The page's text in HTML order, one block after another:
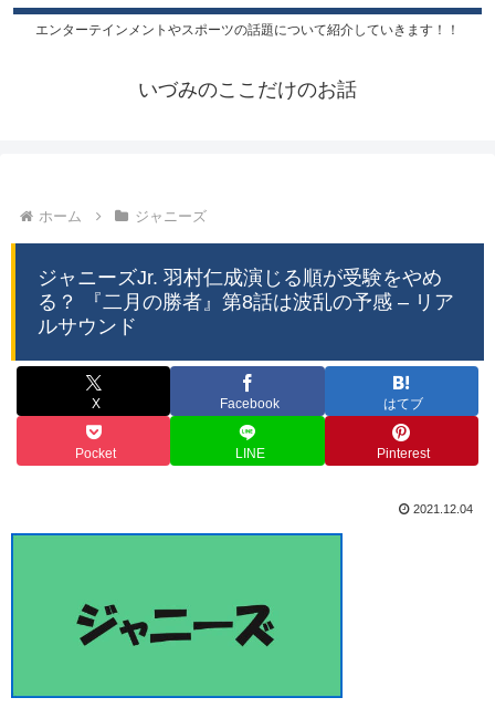
エンターテインメントやスポーツの話題について紹介していきます！！
いづみのここだけのお話
ホーム ジャニーズ
ジャニーズJr. 羽村仁成演じる順が受験をやめ
る？ 『二月の勝者』第8話は波乱の予感 – リア
ルサウンド
X Facebook はてブ
Pocket LINE Pinterest
2021.12.04